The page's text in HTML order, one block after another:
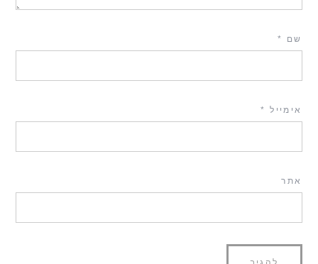
שם *
אימייל *
אתר